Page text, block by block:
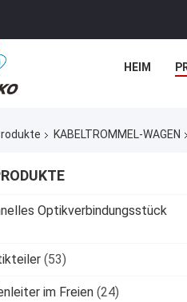
HEIM
KABELTROMMEL-WAGEN
Optikverbindungsstück
(53)
im Freien (24)